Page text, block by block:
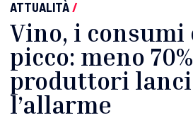
ATTUALITÀ/
Vino, i consumi
picco: meno
produttori
l’allarme